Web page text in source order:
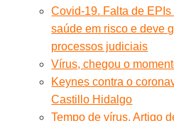
Covid-19. Falta de
saúde em risco e deve
processos judiciais
Vírus, chegou o
Keynes contra o
Castillo Hidalgo
Tempo de vírus. Artigo